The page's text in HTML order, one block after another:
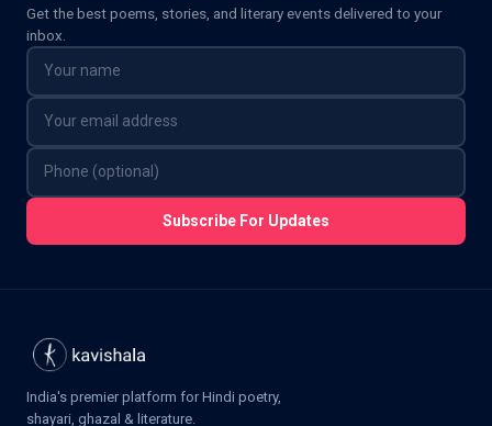
Get the best poems, stories, and literary events delivered to your
inbox.
Subscribe For Updates
India's premier platform for Hindi poetry,
shayari, ghazal & literature.